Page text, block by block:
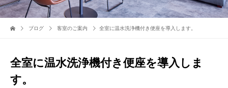
ブログ 客室のご案内 全室に温水洗浄機付き便座を導入します。
全室に温水洗浄機付き便座を導入しま
す。